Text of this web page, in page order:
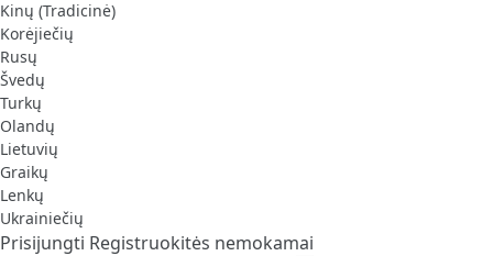
Kinų (Tradicinė)
Korėjiečių
Rusų
Švedų
Turkų
Olandų
Lietuvių
Graikų
Lenkų
Ukrainiečių
Prisijungti Registruokitės nemokamai